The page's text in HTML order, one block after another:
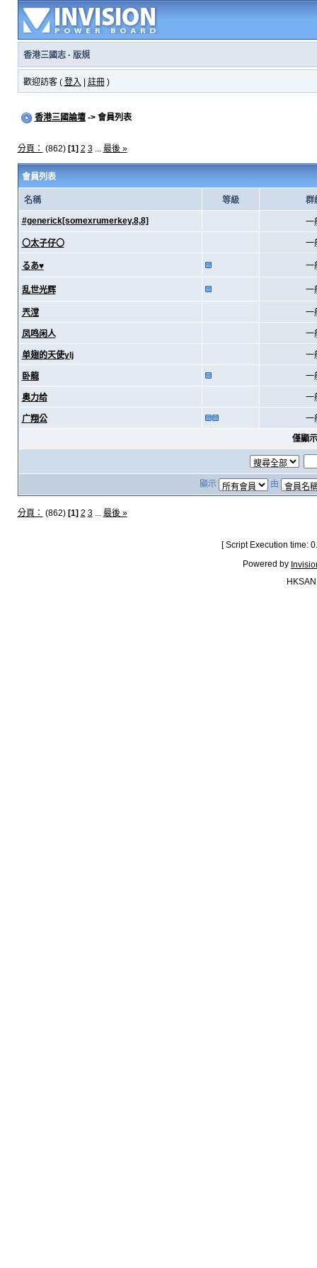
香港三國志· 版規
歡迎訪客 ( 登入 註冊)
香港三國論壇-> 會員列表
分頁： (862) [1] 2 3... 最後 »
會員列表
名稱 等級 群
#generick[somexrumerkey,8,8] 一
〇太子仔〇 一
るあ♥ 一
乱世光辉 一
兲漟 一
凤鸣闲人 一
单翅的天使ylj 一
卧龍 一
奥力给 一
广翔公
一
僅顯
顯示 由
分頁： (862) [1] 2 3... 最後 »
[ Script Execution time:
Powered by